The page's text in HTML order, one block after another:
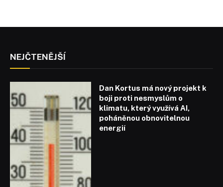
NEJČTENĚJŠÍ
Dan Kortus má nový projekt k
boji proti nesmyslům o
klimatu, který využívá AI,
poháněnou obnovitelnou
energií